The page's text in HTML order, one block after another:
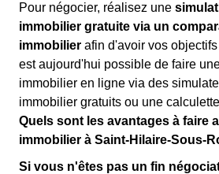
Pour négocier, réalisez une
immobilier gratuite via un
immobilier afin d'avoir vos objectifs
est aujourd'hui possible de faire
immobilier en ligne via des
immobilier gratuits ou une
Quels sont les avantages à faire
immobilier à Saint-Hilaire-Sous-
Si vous n'êtes pas un fin